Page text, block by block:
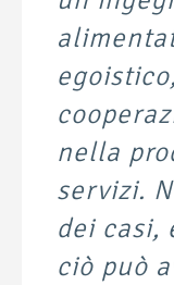
nella
servizi.
dei casi,
ciò può